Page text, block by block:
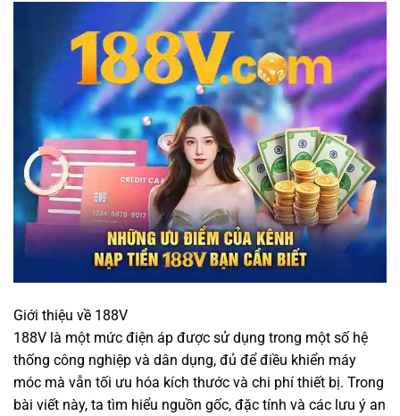
Giới thiệu về 188V
188V là một mức điện áp được sử dụng trong một số hệ
thống công nghiệp và dân dụng, đủ để điều khiển máy
móc mà vẫn tối ưu hóa kích thước và chi phí thiết bị. Trong
bài viết này, ta tìm hiểu nguồn gốc, đặc tính và các lưu ý an